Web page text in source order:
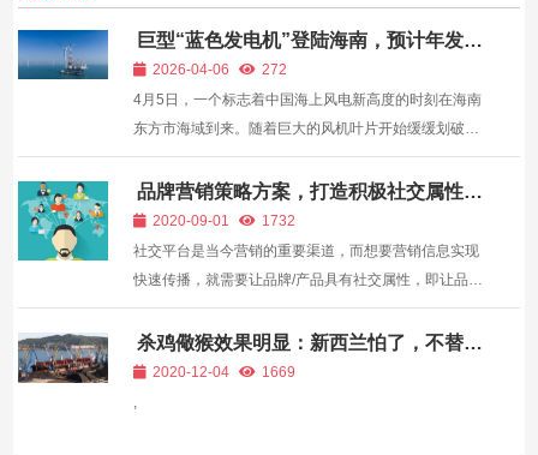
巨型“蓝色发电机”登陆海南，预计年发电
量1.5亿度！
2026-04-06
272
4月5日，一个标志着中国海上风电新高度的时刻在海南
东方市海域到来。随着巨大的风机叶片开始缓缓划破海
风，国家能源集团龙源电力海南启源海上风电项目首批
机组正式并网发电。 这个壮观的海上风电场位于东方市
西侧约12公里的海域，总面积接近27.24平方公里，水
深在12...
品牌营销策略方案，打造积极社交属性
—2020-09-01
1732
社交平台是当今营销的重要渠道，而想要营销信息实现
快速传播，就需要让品牌/产品具有社交属性，即让品
牌/产品本身具备话题性和传播性。如早几年杜蕾斯的营
销一出现便成了话题，如还没被玩坏时江小白的文案一
出现就能够引发受众共鸣。甚至，杜蕾斯、江小白的营
杀鸡儆猴效果明显：新西兰怕了，不替澳
洲撑腰
2020-12-04
1669